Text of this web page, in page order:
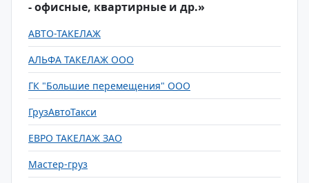
- офисные, квартирные и др.»
АВТО-ТАКЕЛАЖ
АЛЬФА ТАКЕЛАЖ ООО
ГК "Большие перемещения" ООО
ГрузАвтоТакси
ЕВРО ТАКЕЛАЖ ЗАО
Мастер-груз